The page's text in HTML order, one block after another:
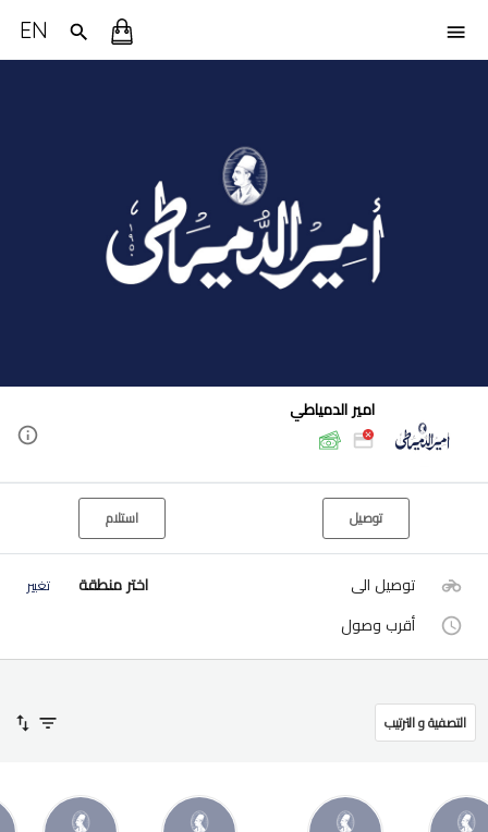
EN
امير الدمياطي
توصيل استلام
توصيل الى اختر منطقة تغيير
أقرب وصول
التصفية و الترتيب